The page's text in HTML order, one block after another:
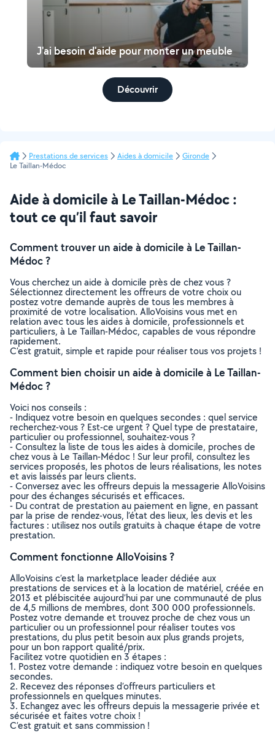
J'ai besoin d'aide pour monter un meuble
Découvrir
Prestations de services Aides à domicile
Gironde
Le Taillan-Médoc
Aide à domicile à Le Taillan-Médoc :
tout ce qu’il faut savoir
Comment trouver un aide à domicile à Le Taillan-
Médoc ?
Vous cherchez un aide à domicile près de chez vous ?
Sélectionnez directement les offreurs de votre choix ou
postez votre demande auprès de tous les membres à
proximité de votre localisation. AlloVoisins vous met en
relation avec tous les aides à domicile, professionnels et
particuliers, à Le Taillan-Médoc, capables de vous répondre
rapidement.
C’est gratuit, simple et rapide pour réaliser tous vos projets !
Comment bien choisir un aide à domicile à Le Taillan-
Médoc ?
Voici nos conseils :
- Indiquez votre besoin en quelques secondes : quel service
recherchez-vous ? Est-ce urgent ? Quel type de prestataire,
particulier ou professionnel, souhaitez-vous ?
- Consultez la liste de tous les aides à domicile, proches de
chez vous à Le Taillan-Médoc ! Sur leur profil, consultez les
services proposés, les photos de leurs réalisations, les notes
et avis laissés par leurs clients.
- Conversez avec les offreurs depuis la messagerie AlloVoisins
pour des échanges sécurisés et efficaces.
- Du contrat de prestation au paiement en ligne, en passant
par la prise de rendez-vous, l’état des lieux, les devis et les
factures : utilisez nos outils gratuits à chaque étape de votre
prestation.
Comment fonctionne AlloVoisins ?
AlloVoisins c’est la marketplace leader dédiée aux
prestations de services et à la location de matériel, créée en
2013 et plébiscitée aujourd’hui par une communauté de plus
de 4,5 millions de membres, dont 300 000 professionnels.
Postez votre demande et trouvez proche de chez vous un
particulier ou un professionnel pour réaliser toutes vos
prestations, du plus petit besoin aux plus grands projets,
pour un bon rapport qualité/prix.
Facilitez votre quotidien en 3 étapes :
1. Postez votre demande : indiquez votre besoin en quelques
secondes.
2. Recevez des réponses d’offreurs particuliers et
professionnels en quelques minutes.
3. Echangez avec les offreurs depuis la messagerie privée et
sécurisée et faites votre choix !
C’est gratuit et sans commission !